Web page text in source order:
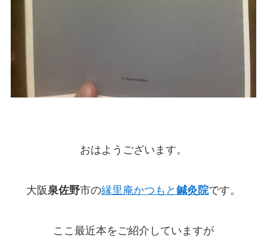
おはようございます。
大阪泉佐野市の縁里庵かつもと 鍼灸院です。
ここ最近本をご紹介していますが